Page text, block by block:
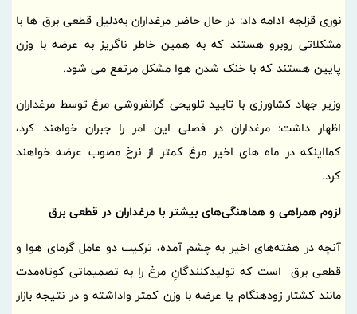
نوری قزلجه ادامه داد: در حال حاضر مرغداران به‌دلیل قطعی برق ها با
مشکلاتی روبرو هستند که به همین خاطر ناگریز به عرضه با وزن
پایین هستند که با خنک شدن هوا مشکل مرتفع می شود.
وزیر جهاد کشاورزی با تایید تلویحی گرانفروشی مرغ توسط مرغداران
اظهار داشت: مرغداران در فصلی این امر را جبران خواهند کرد،
کمااینکه در ماه های اخیر مرغ کمتر از نرخ مصوب عرضه خواهند
کرد.
لزوم همراهی و هماهنگی‌های بیشتر با مرغداران در قطعی برق
آنچه در هفته‌های اخیر به چشم آمده، ترکیب دو عامل گرمای هوا و
قطعی برق است که تولیدکنندگانِ مرغ را به تصمیماتی کوتاه‌مدت
مانند کشتار زودهنگام یا عرضه با وزن کمتر واداشته و در نتیجه بازار